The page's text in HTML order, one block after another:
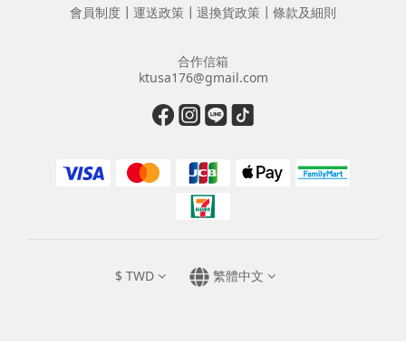
會員制度 ┃ 運送政策 ┃ 退換貨政策 ┃ 條款及細則
合作信箱
ktusa176@gmail.com
$ TWD 繁體中文